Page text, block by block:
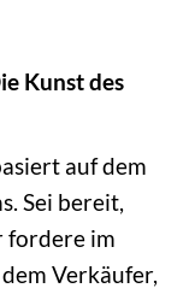
Kunst des
auf dem
Sei bereit,
fordere im
Verkäufer,